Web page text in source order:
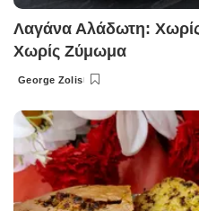
Λαγάνα Αλάδωτη:
Χωρίς Ζύμωμα
Posted
George Zolis